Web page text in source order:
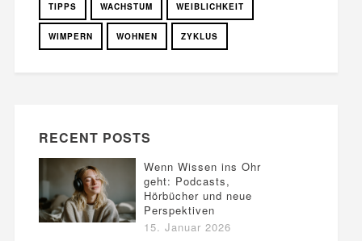
TIPPS WACHSTUM WEIBLICHKEIT
WIMPERN WOHNEN ZYKLUS
RECENT POSTS
Wenn Wissen ins Ohr
geht: Podcasts,
Hörbücher und neue
Perspektiven
15. Januar 2026